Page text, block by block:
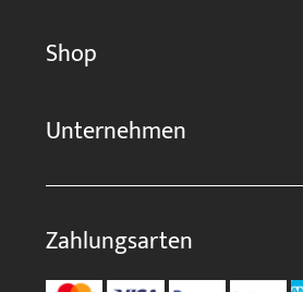
Shop
Unternehmen
Zahlungsarten